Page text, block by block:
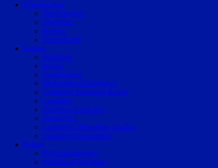
Überregional
Niederbayern
Oberpfalz
Bayern
Deutschland
Region
Straubing
Bogen
Geiselhöring
Mallersdorf-Pfaffenberg
Landkreis Straubing-Bogen
Landshut
Landkreis Landshut
Dingolfing
Landkreis Dingolfing-Landau
Landkreis Deggendorf
Polizei
Polizeimeldungen
Fahndung/Vermisste